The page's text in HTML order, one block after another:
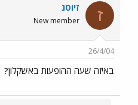
ז זיוסנ
New member
26/4/04
באיזה שעה ההופעות באשקלון?